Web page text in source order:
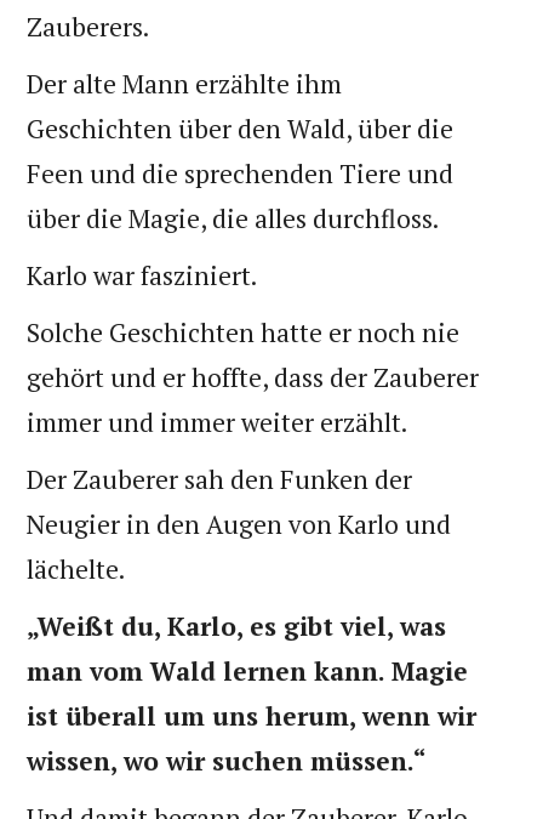
Zauberers.
Der alte Mann erzählte ihm
Geschichten über den Wald, über die
Feen und die sprechenden Tiere und
über die Magie, die alles durchfloss.
Karlo war fasziniert.
Solche Geschichten hatte er noch nie
gehört und er hoffte, dass der Zauberer
immer und immer weiter erzählt.
Der Zauberer sah den Funken der
Neugier in den Augen von Karlo und
lächelte.
„Weißt du, Karlo, es gibt viel, was
man vom Wald lernen kann. Magie
ist überall um uns herum, wenn wir
wissen, wo wir suchen müssen.“